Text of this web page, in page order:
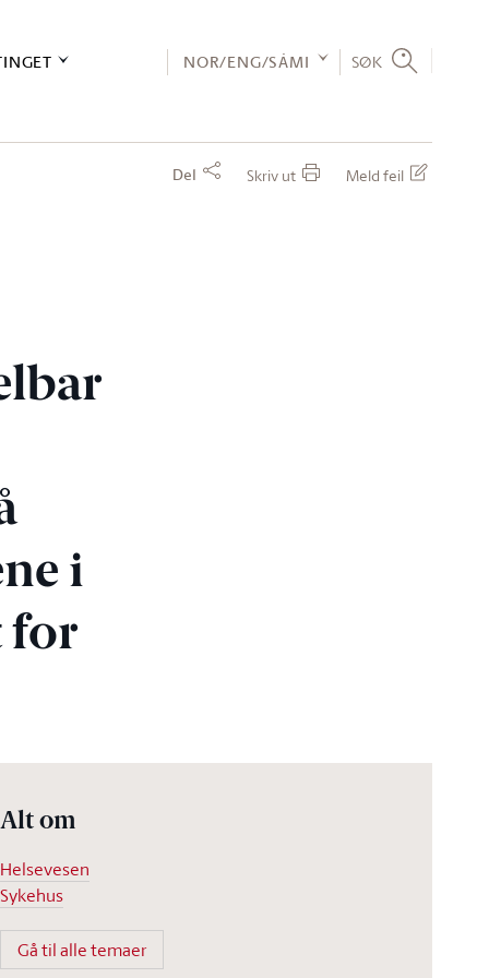
NOR/ENG/SÁMI SØK
Del Skriv ut Meld feil
i
for
Alt om
Helsevesen
Sykehus
Gå til alle temaer